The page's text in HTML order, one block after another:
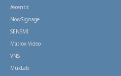
Ascentic
NowSignage
SENSMI
Matrox Video
VNS
MuxLab